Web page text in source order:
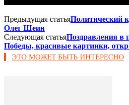
Предыдущая статьяПолитический
Олег Шеин
Следующая статьяПоздравления в
Победы, красивые картинки,
ЭТО МОЖЕТ БЫТЬ ИНТЕРЕСНО